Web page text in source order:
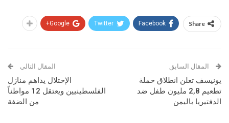
Share
Facebook
Twitter
Google+
المقال السابق
يونيسف تعلن انطلاق حملة
تطعيم 2,8 مليون طفل ضد
الدفتيريا باليمن
المقال التالي
الإحتلال يداهم منازل
الفلسطينيين ويعتقل 12 مواطناً
من الضفة